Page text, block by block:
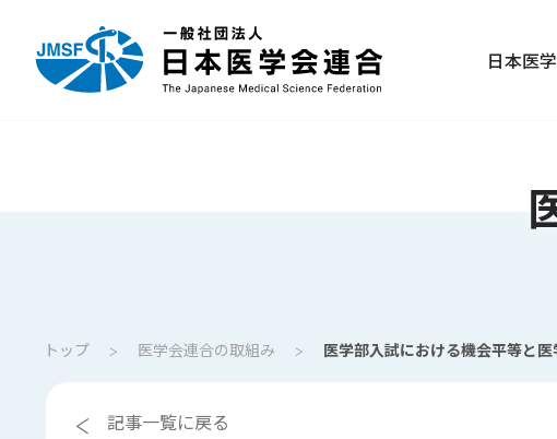
日本医
トップ 医学会連合の取組み 医学部入試における機会平等と
記事一覧に戻る